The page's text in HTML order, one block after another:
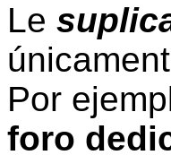
Le
Por
foro